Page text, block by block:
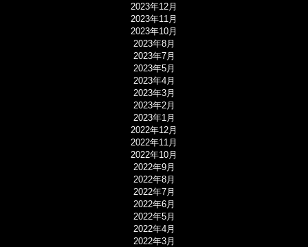
2023年12月
2023年11月
2023年10月
2023年8月
2023年7月
2023年5月
2023年4月
2023年3月
2023年2月
2023年1月
2022年12月
2022年11月
2022年10月
2022年9月
2022年8月
2022年7月
2022年6月
2022年5月
2022年4月
2022年3月